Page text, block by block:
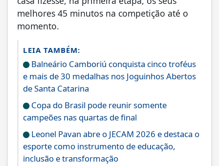
melhores 45 minutos na competição até o
momento.
LEIA TAMBÉM:
Balneário Camboriú conquista cinco troféus
e mais de 30 medalhas nos Joguinhos Abertos
de Santa Catarina
Copa do Brasil pode reunir somente
campeões nas quartas de final
Leonel Pavan abre o JECAM 2026 e destaca o
esporte como instrumento de educação,
inclusão e transformação